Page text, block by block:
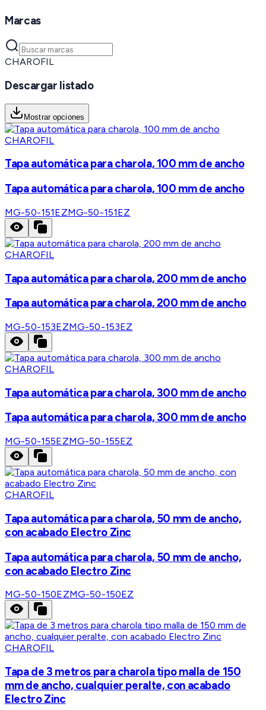
Marcas
CHAROFIL
Descargar listado
Mostrar opciones
CHAROFIL
Tapa automática para charola, 100 mm de ancho
Tapa automática para charola, 100 mm de ancho
MG-50-151EZMG-50-151EZ
CHAROFIL
Tapa automática para charola, 200 mm de ancho
Tapa automática para charola, 200 mm de ancho
MG-50-153EZMG-50-153EZ
CHAROFIL
Tapa automática para charola, 300 mm de ancho
Tapa automática para charola, 300 mm de ancho
MG-50-155EZMG-50-155EZ
CHAROFIL
Tapa automática para charola, 50 mm de ancho,
con acabado Electro Zinc
Tapa automática para charola, 50 mm de ancho,
con acabado Electro Zinc
MG-50-150EZMG-50-150EZ
CHAROFIL
Tapa de 3 metros para charola tipo malla de 150
mm de ancho, cualquier peralte, con acabado
Electro Zinc